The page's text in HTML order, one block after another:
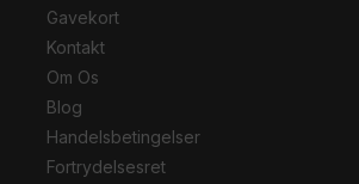
Gavekort
Kontakt
Om Os
Blog
Handelsbetingelser
Fortrydelsesret